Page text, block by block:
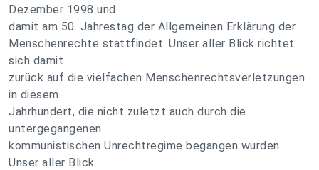
Dezember 1998 und
damit am 50. Jahrestag der Allgemeinen Erklärung der
Menschenrechte stattfindet. Unser aller Blick richtet
sich damit
zurück auf die vielfachen Menschenrechtsverletzungen
in diesem
Jahrhundert, die nicht zuletzt auch durch die
untergegangenen
kommunistischen Unrechtregime begangen wurden.
Unser aller Blick